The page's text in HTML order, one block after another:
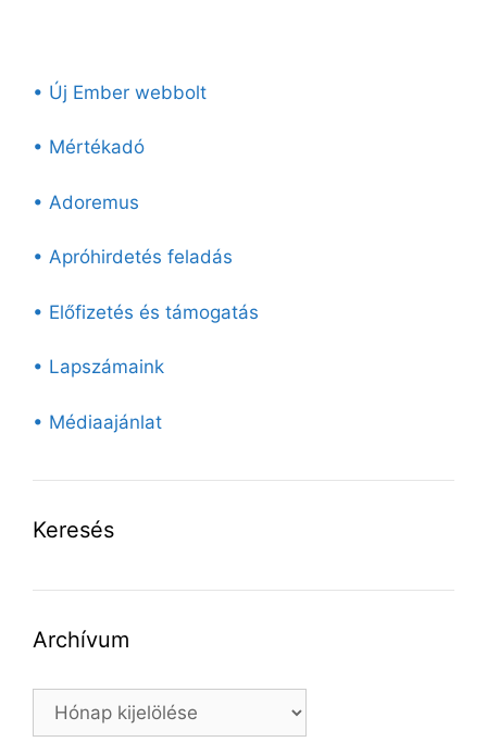
• Új Ember webbolt
• Mértékadó
• Adoremus
• Apróhirdetés feladás
• Előfizetés és támogatás
• Lapszámaink
• Médiaajánlat
Keresés
Archívum
Archívum